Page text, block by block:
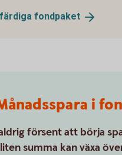
fondpaket
i
försent att börja
liten summa kan växa